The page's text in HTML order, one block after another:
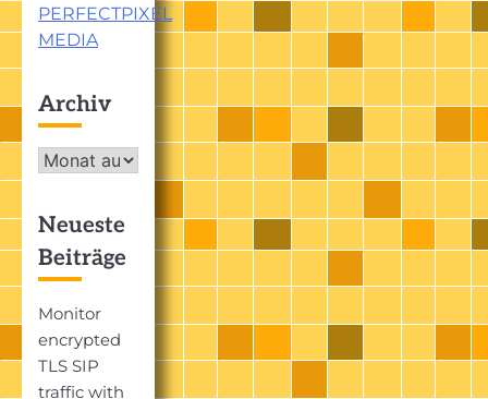
PERFECTPIXEL
MEDIA
Archiv
Archiv
Neueste
Beiträge
Monitor
encrypted
TLS SIP
traffic with